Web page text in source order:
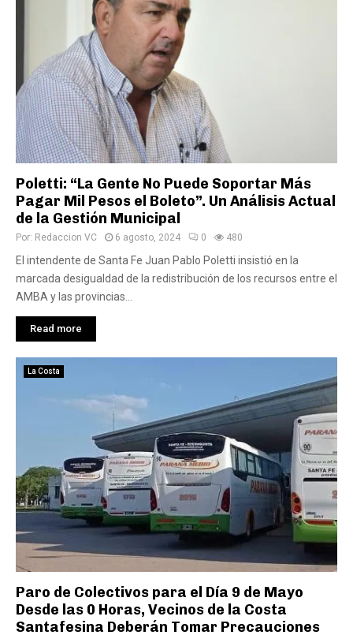
Poletti: “La Gente No Puede Soportar Más
Pagar Mil Pesos el Boleto”. Un Análisis Actual
de la Gestión Municipal
Por: Redaccion VC 6 agosto, 2024 0 480
El intendente de Santa Fe Juan Pablo Poletti insistió en la
marcada desigualdad de la redistribución de los recursos entre el
AMBA y las provincias...
Read more
La Costa
Paro de Colectivos para el Día 9 de Mayo
Desde las 0 Horas, Vecinos de la Costa
Santafesina Deberán Tomar Precauciones